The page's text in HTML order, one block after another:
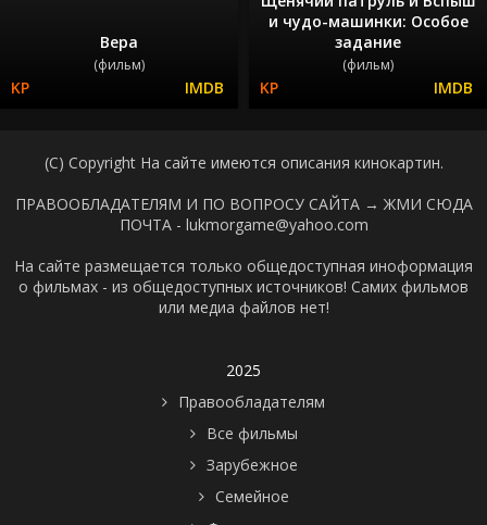
Вера
(фильм)
и чудо-машинки: Особое
задание
(фильм)
(C) Copyright На сайте имеются описания кинокартин.
ПРАВООБЛАДАТЕЛЯМ И ПО ВОПРОСУ САЙТА → ЖМИ СЮДА
ПОЧТА - lukmorgame@yahoo.com
На сайте размещается только общедоступная иноформация
о фильмах - из общедоступных источников! Самих фильмов
или медиа файлов нет!
2025
Правообладателям
Все фильмы
Зарубежное
Семейное